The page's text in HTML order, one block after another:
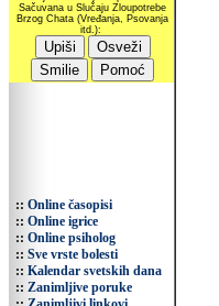
:: Online časopisi
:: Online igrice
:: Online psiholog
:: Sve vrste bolesti
:: Kalendar svetskih dana
:: Zanimljive poruke